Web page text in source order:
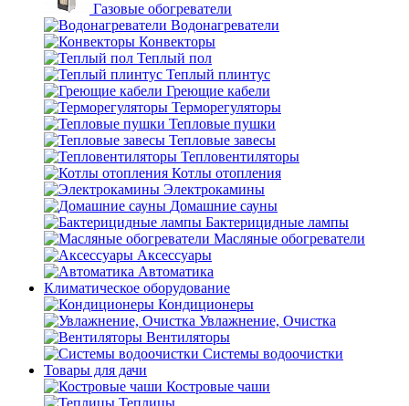
Газовые обогреватели
Водонагреватели
Конвекторы
Теплый пол
Теплый плинтус
Греющие кабели
Терморегуляторы
Тепловые пушки
Тепловые завесы
Тепловентиляторы
Котлы отопления
Электрокамины
Домашние сауны
Бактерицидные лампы
Масляные обогреватели
Аксессуары
Автоматика
Климатическое оборудование
Кондиционеры
Увлажнение, Очистка
Вентиляторы
Системы водоочистки
Товары для дачи
Костровые чаши